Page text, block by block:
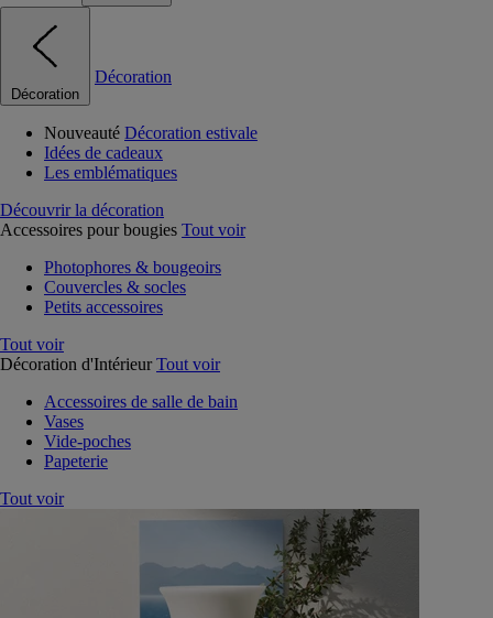
Décoration
Décoration
Nouveauté Décoration estivale
Idées de cadeaux
Les emblématiques
Découvrir la décoration
Accessoires pour bougies Tout voir
Photophores & bougeoirs
Couvercles & socles
Petits accessoires
Tout voir
Décoration d'Intérieur Tout voir
Accessoires de salle de bain
Vases
Vide-poches
Papeterie
Tout voir